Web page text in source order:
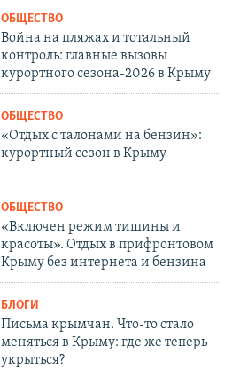
ОБЩЕСТВО
Война на пляжах и тотальный
контроль: главные вызовы
курортного сезона-2026 в Крыму
ОБЩЕСТВО
«Отдых с талонами на бензин»:
курортный сезон в Крыму
ОБЩЕСТВО
«Включен режим тишины и
красоты». Отдых в прифронтовом
Крыму без интернета и бензина
БЛОГИ
Письма крымчан. Что-то стало
меняться в Крыму: где же теперь
укрыться?